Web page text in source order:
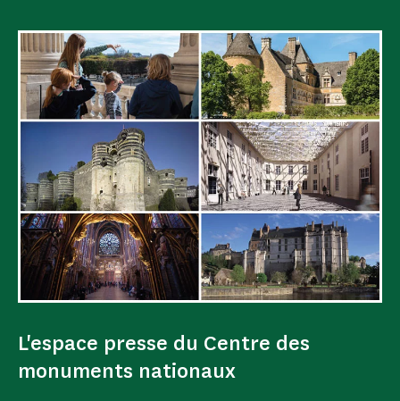
L'espace presse du Centre des
monuments nationaux